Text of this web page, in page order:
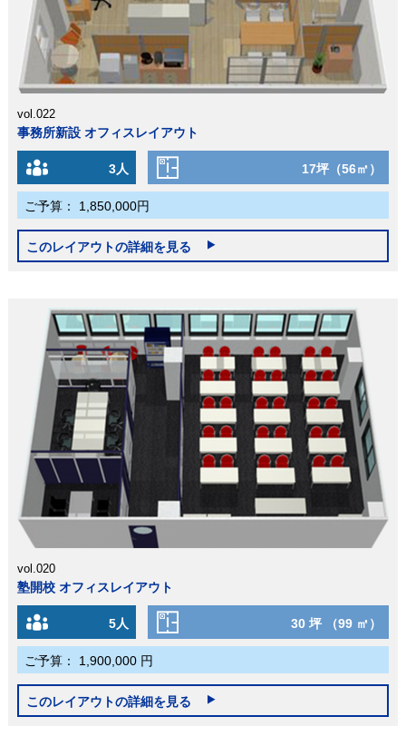
vol.022
事務所新設 オフィスレイアウト
3人 17坪（56㎡）
ご予算： 1,850,000円
このレイアウトの詳細を見る
vol.020
塾開校 オフィスレイアウト
5人 30 坪 （99 ㎡）
ご予算： 1,900,000 円
このレイアウトの詳細を見る